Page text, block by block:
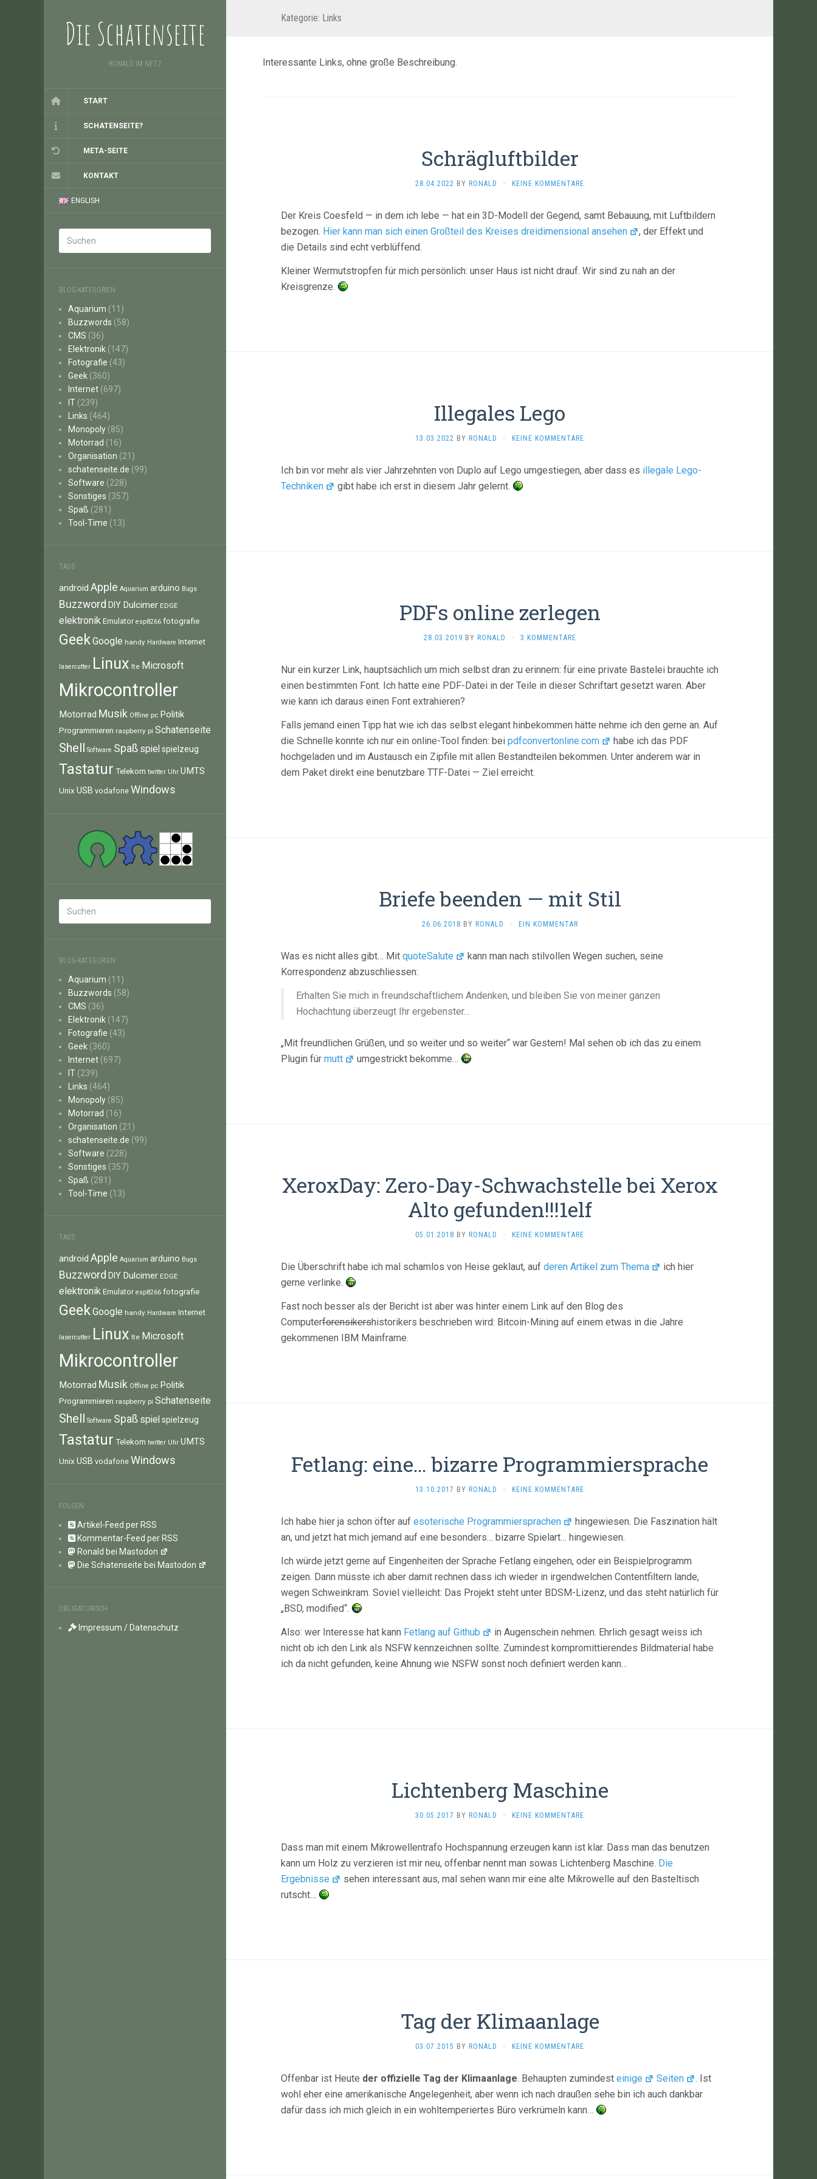
Die Schatenseite
RONALD IM NETZ
START
SCHATENSEITE?
META-SEITE
KONTAKT
ENGLISH
BLOG-KATEGORIEN
Aquarium (11)
Buzzwords (58)
CMS (36)
Elektronik (147)
Fotografie (43)
Geek (360)
Internet (697)
IT (239)
Links (464)
Monopoly (85)
Motorrad (16)
Organisation (21)
schatenseite.de (99)
Software (228)
Sonstiges (357)
Spaß (281)
Tool-Time (13)
TAGS
android Apple Aquarium arduino Bugs
Buzzword DIY Dulcimer EDGE
elektronik Emulator esp8266 fotografie
GeekGoogle handy Hardware Internet
lasercutter Linux lte Microsoft
Mikrocontroller
Motorrad Musik Offline pc Politik
Programmieren raspberry pi Schatenseite
Shell Software Spaß spiel spielzeug
Tastatur Telekom twitter Uhr UMTS
Unix USB vodafone Windows
BLOG-KATEGORIEN
Aquarium (11)
Buzzwords (58)
CMS (36)
Elektronik (147)
Fotografie (43)
Geek (360)
Internet (697)
IT (239)
Links (464)
Monopoly (85)
Motorrad (16)
Organisation (21)
schatenseite.de (99)
Software (228)
Sonstiges (357)
Spaß (281)
Tool-Time (13)
TAGS
android Apple Aquarium arduino Bugs
Buzzword DIY Dulcimer EDGE
elektronik Emulator esp8266 fotografie
GeekGoogle handy Hardware Internet
lasercutter Linux lte Microsoft
Mikrocontroller
Motorrad Musik Offline pc Politik
Programmieren raspberry pi Schatenseite
Shell Software Spaß spiel spielzeug
Tastatur Telekom twitter Uhr UMTS
Unix USB vodafone Windows
FOLGEN
Artikel-Feed per RSS
Kommentar-Feed per RSS
Ronald bei Mastodon
Die Schatenseite bei Mastodon
OBLIGATORISCH
Impressum / Datenschutz
Kategorie: Links
Interessante Links, ohne große Beschreibung.
Schrägluftbilder
28.04.2022 BY RONALD · KEINE KOMMENTARE
Der Kreis Coesfeld — in dem ich lebe — hat ein 3D-Modell der Gegend, samt Bebauung, mit Luftbildern
bezogen. Hier kann man sich einen Großteil des Kreises dreidimensional ansehen
, der Effekt und
die Details sind echt verblüffend.
Kleiner Wermutstropfen für mich persönlich: unser Haus ist nicht drauf. Wir sind zu nah an der
Kreisgrenze.
Illegales Lego
13.03.2022 BY RONALD · KEINE KOMMENTARE
Ich bin vor mehr als vier Jahrzehnten von Duplo auf Lego umgestiegen, aber dass es illegale Lego-
Techniken
gibt habe ich erst in diesem Jahr gelernt.
PDFs online zerlegen
28.03.2019 BY RONALD · 3 KOMMENTARE
Nur ein kurzer Link, hauptsächlich um mich selbst dran zu erinnern: für eine private Bastelei brauchte ich
einen bestimmten Font. Ich hatte eine PDF-Datei in der Teile in dieser Schriftart gesetzt waren. Aber
wie kann ich daraus einen Font extrahieren?
Falls jemand einen Tipp hat wie ich das selbst elegant hinbekommen hätte nehme ich den gerne an. Auf
die Schnelle konnte ich nur ein online-Tool finden: bei pdfconvertonline.com
habe ich das PDF
hochgeladen und im Austausch ein Zipfile mit allen Bestandteilen bekommen. Unter anderem war in
dem Paket direkt eine benutzbare TTF-Datei — Ziel erreicht.
Briefe beenden — mit Stil
26.06.2018 BY RONALD · EIN KOMMENTAR
Was es nicht alles gibt… Mit quoteSalute
kann man nach stilvollen Wegen suchen, seine
Korrespondenz abzuschliessen:
Erhalten Sie mich in freundschaftlichem Andenken, und bleiben Sie von meiner ganzen
Hochachtung überzeugt Ihr ergebenster…
„Mit freundlichen Grüßen, und so weiter und so weiter“ war Gestern! Mal sehen ob ich das zu einem
Plugin für mutt umgestrickt bekomme…
XeroxDay: Zero-Day-Schwachstelle bei Xerox
Alto gefunden!!!1elf
05.01.2018 BY RONALD · KEINE KOMMENTARE
Die Überschrift habe ich mal schamlos von Heise geklaut, auf deren Artikel zum Thema
ich hier
gerne verlinke.
Fast noch besser als der Bericht ist aber was hinter einem Link auf den Blog des
Computerforensikershistorikers beschrieben wird: Bitcoin-Mining auf einem etwas in die Jahre
gekommenen IBM Mainframe.
Fetlang: eine… bizarre Programmiersprache
13.10.2017 BY RONALD · KEINE KOMMENTARE
Ich habe hier ja schon öfter auf esoterische Programmiersprachen
hingewiesen. Die Faszination hält
an, und jetzt hat mich jemand auf eine besonders… bizarre Spielart… hingewiesen.
Ich würde jetzt gerne auf Eingenheiten der Sprache Fetlang eingehen, oder ein Beispielprogramm
zeigen. Dann müsste ich aber damit rechnen dass ich wieder in irgendwelchen Contentfiltern lande,
wegen Schweinkram. Soviel vielleicht: Das Projekt steht unter BDSM-Lizenz, und das steht natürlich für
„BSD, modified“.
Also: wer Interesse hat kann Fetlang auf Github
in Augenschein nehmen. Ehrlich gesagt weiss ich
nicht ob ich den Link als NSFW kennzeichnen sollte. Zumindest kompromittierendes Bildmaterial habe
ich da nicht gefunden, keine Ahnung wie NSFW sonst noch definiert werden kann…
Lichtenberg Maschine
30.05.2017 BY RONALD · KEINE KOMMENTARE
Dass man mit einem Mikrowellentrafo Hochspannung erzeugen kann ist klar. Dass man das benutzen
kann um Holz zu verzieren ist mir neu, offenbar nennt man sowas Lichtenberg Maschine. Die
Ergebnisse
sehen interessant aus, mal sehen wann mir eine alte Mikrowelle auf den Basteltisch
rutscht…
Tag der Klimaanlage
03.07.2015 BY RONALD · KEINE KOMMENTARE
Offenbar ist Heute der offizielle Tag der Klimaanlage. Behaupten zumindest einige Seiten
. Ist
wohl eher eine amerikanische Angelegenheit, aber wenn ich nach draußen sehe bin ich auch dankbar
dafür dass ich mich gleich in ein wohltemperiertes Büro verkrümeln kann…